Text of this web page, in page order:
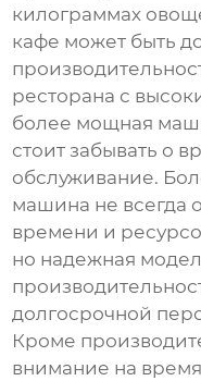
килограммах
кафе может быть
ресторана с
более мощная
стоит забывать о
обслуживание.
машина не всегда
времени и
но надежная
долгосрочной
Кроме
внимание на